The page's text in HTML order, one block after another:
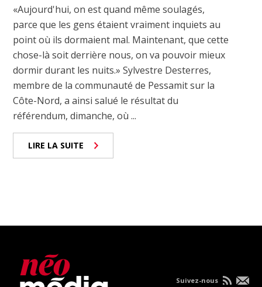
«Aujourd'hui, on est quand même soulagés,
parce que les gens étaient vraiment inquiets au
point où ils dormaient mal. Maintenant, que cette
chose-là soit derrière nous, on va pouvoir mieux
dormir durant les nuits.» Sylvestre Desterres,
membre de la communauté de Pessamit sur la
Côte-Nord, a ainsi salué le résultat du
référendum, dimanche, où ...
LIRE LA SUITE
Suivez-nous